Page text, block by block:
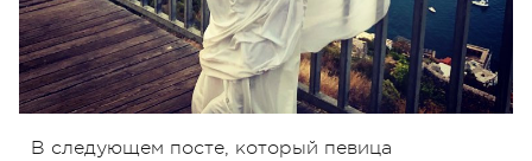
В следующем посте, который певица